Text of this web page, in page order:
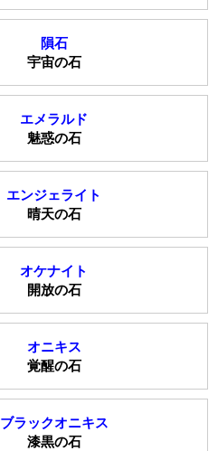
隕石
宇宙の石
エメラルド
魅惑の石
エンジェライト
晴天の石
オケナイト
開放の石
オニキス
覚醒の石
ブラックオニキス
漆黒の石